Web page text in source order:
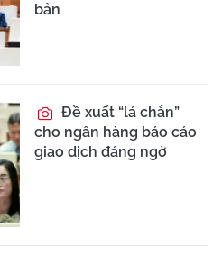
bản
Đề xuất “lá chắn”
cho ngân hàng báo cáo
giao dịch đáng ngờ